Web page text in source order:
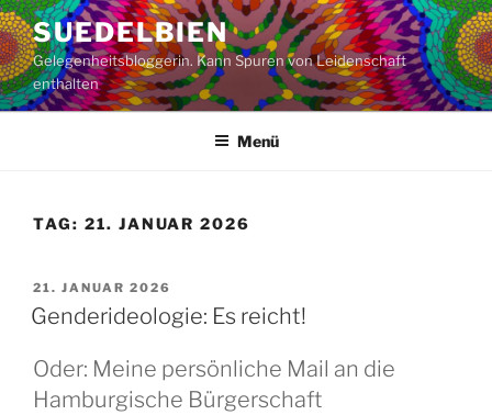
Zum
Inhalt
springen
SUEDELBIEN
Gelegenheitsbloggerin. Kann Spuren von Leidenschaft
enthalten
Menü
TAG: 21. JANUAR 2026
VERÖFFENTLICHT
AM
21. JANUAR 2026
Genderideologie: Es reicht!
Oder: Meine persönliche Mail an die
Hamburgische Bürgerschaft